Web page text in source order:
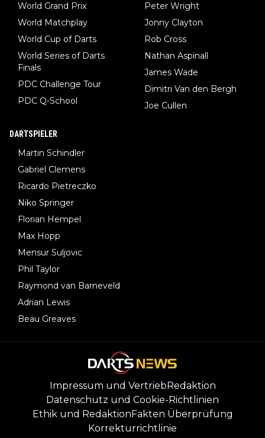
World Grand Prix
World Matchplay
World Cup of Darts
World Series of Darts
Finals
PDC Challenge Tour
PDC Q-School
Peter Wright
Jonny Clayton
Rob Cross
Nathan Aspinall
James Wade
Dimitri Van den Bergh
Joe Cullen
DARTSPIELER
Martin Schindler
Gabriel Clemens
Ricardo Pietreczko
Niko Springer
Florian Hempel
Max Hopp
Mensur Suljovic
Phil Taylor
Raymond van Barneveld
Adrian Lewis
Beau Greaves
Impressum und VertriebRedaktion
Datenschutz und Cookie-Richtlinien
Ethik und RedaktionFakten Überprüfung
Korrekturrichtlinie